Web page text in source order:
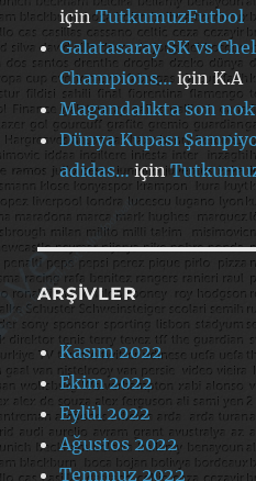
içinTutkumuzFutbol
Galatasaray SK vs
Champions…içinK.A
Magandalıkta son
Dünya Kupası
adidas…için
ARŞIVLER
Kasım 2022
Ekim 2022
Eylül 2022
Ağustos 2022
Temmuz 2022